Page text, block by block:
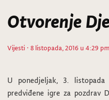
Otvorenje
Vijesti · 8 listopada, 2016 u 4:29 pm
U ponedjeljak, 3.
predviđene igre za pozdrav